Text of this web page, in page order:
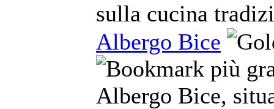
sulla cucina
Albergo Bice
Albergo Bice,